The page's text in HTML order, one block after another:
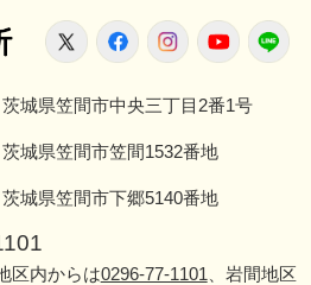
笠間市役所
X FacebookInstagram
城県笠間市中央三丁目2番1号
城県笠間市笠間1532番地
城県笠間市下郷5140番地
区内からは0296-77-1101 、岩間地区